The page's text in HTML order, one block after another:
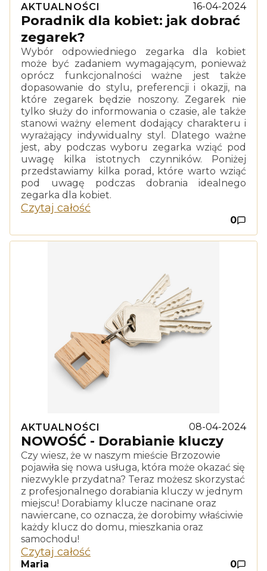
AKTUALNOŚCI 16-04-2024
Poradnik dla kobiet: jak dobrać
zegarek?
Wybór odpowiedniego zegarka dla kobiet
może być zadaniem wymagającym, ponieważ
oprócz funkcjonalności ważne jest także
dopasowanie do stylu, preferencji i okazji, na
które zegarek będzie noszony. Zegarek nie
tylko służy do informowania o czasie, ale także
stanowi ważny element dodający charakteru i
wyrażający indywidualny styl. Dlatego ważne
jest, aby podczas wyboru zegarka wziąć pod
uwagę kilka istotnych czynników. Poniżej
przedstawiamy kilka porad, które warto wziąć
pod uwagę podczas dobrania idealnego
zegarka dla kobiet.
Czytaj całość
0
AKTUALNOŚCI 08-04-2024
NOWOŚĆ - Dorabianie kluczy
Czy wiesz, że w naszym mieście Brzozowie
pojawiła się nowa usługa, która może okazać się
niezwykle przydatna? Teraz możesz skorzystać
z profesjonalnego dorabiania kluczy w jednym
miejscu! Dorabiamy klucze nacinane oraz
nawiercane, co oznacza, że dorobimy właściwie
każdy klucz do domu, mieszkania oraz
samochodu!
Czytaj całość
Maria 0